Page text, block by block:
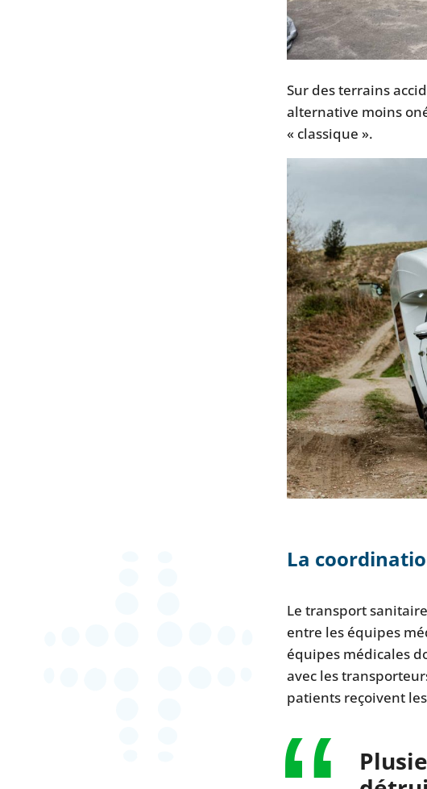
Sur des terrains
alternative moins
« classique ».
La
Le transport
entre les équipes
équipes médicales
avec les
patients reçoivent